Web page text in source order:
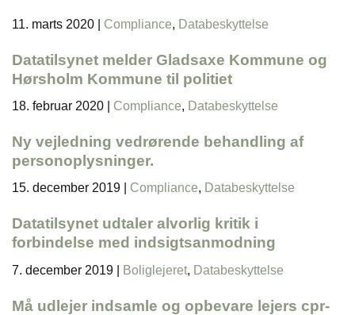
11. marts 2020 Compliance, Databeskyttelse
Datatilsynet melder Gladsaxe Kommune og
Hørsholm Kommune til politiet
18. februar 2020 Compliance, Databeskyttelse
Ny vejledning vedrørende behandling af
personoplysninger.
15. december 2019 Compliance, Databeskyttelse
Datatilsynet udtaler alvorlig kritik i
forbindelse med indsigtsanmodning
7. december 2019 Boliglejeret, Databeskyttelse
Må udlejer indsamle og opbevare lejers cpr-